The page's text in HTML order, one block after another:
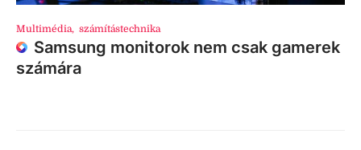
Multimédia, számítástechnika
Samsung monitorok nem csak gamerek
számára